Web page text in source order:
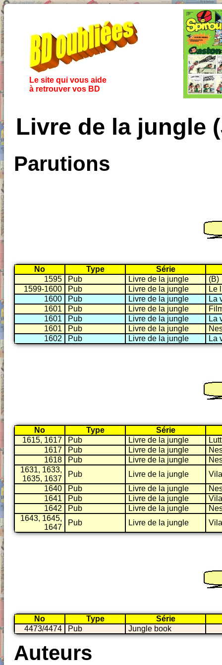
Le site qui vous aide
à retrouver vos BD
Livre de la jungle
Parutions
No Type
Série
1595
Pub Livre de la jungle
(B)
1599-1600
Pub Livre de la jungle
Le
1600
Pub Livre de la jungle
La
1601
Pub Livre de la jungle
1601
Pub Livre de la jungle
La
1601
Pub Livre de la jungle
1602
Pub Livre de la jungle La
No Type
Série
1615, 1617
Pub Livre de la jungle
1617
Pub Livre de la jungle
1618
Pub Livre de la jungle
1631, 1633,
1635, 1637
Pub Livre de la jungle
1640
Pub Livre de la jungle
1641
Pub Livre de la jungle
1642
Pub Livre de la jungle
1643, 1645,
1647
Pub Livre de la jungle
No Type
Série
4473/4474
Pub Jungle book
Auteurs